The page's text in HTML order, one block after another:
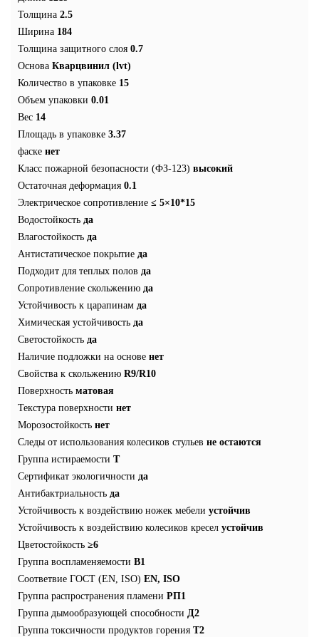
Толщина 2.5
Ширина 184
Толщина защитного слоя 0.7
Основа Кварцвинил (lvt)
Количество в упаковке 15
Объем упаковки 0.01
Вес 14
Площадь в упаковке 3.37
фаске нет
Класс пожарной безопасности (ФЗ-123) высокий
Остаточная деформация 0.1
Электрическое сопротивление ≤ 5×10*15
Водостойкость да
Влагостойкость да
Антистатическое покрытие да
Подходит для теплых полов да
Сопротивление скольжению да
Устойчивость к царапинам да
Химическая устойчивость да
Светостойкость да
Наличие подложки на основе нет
Свойства к скольжению R9/R10
Поверхность матовая
Текстура поверхности нет
Морозостойкость нет
Следы от использования колесиков стульев не остаются
Группа истираемости T
Сертификат экологичности да
Антибактриальность да
Устойчивость к воздействию ножек мебели устойчив
Устойчивость к воздействию колесиков кресел устойчив
Цветостойкость ≥6
Группа воспламеняемости В1
Соответвие ГОСТ (EN, ISO) EN, ISO
Группа распространения пламени РП1
Группа дымообразующей способности Д2
Группа токсичности продуктов горения Т2